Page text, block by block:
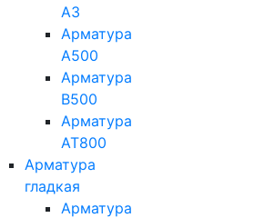
А3
Арматура
А500
Арматура
В500
Арматура
АТ800
Арматура
гладкая
Арматура